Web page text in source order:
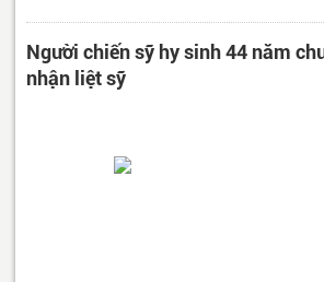
Người chiến sỹ hy sinh 44 năm
nhận liệt sỹ